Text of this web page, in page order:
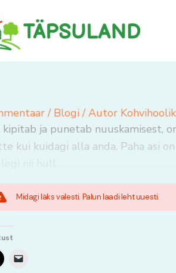
/ Blogi/ Autor
kipitab ja punetab nuuskamisest,
kui kuidagi alla anda. Paha asi
Midagi läks valesti. Palun laadi leht uuesti.